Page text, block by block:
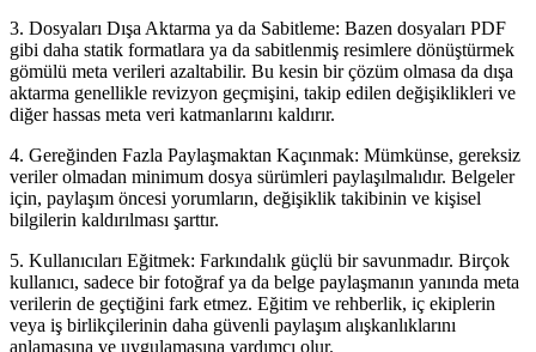
3. Dosyaları Dışa Aktarma ya da Sabitleme: Bazen dosyaları PDF
gibi daha statik formatlara ya da sabitlenmiş resimlere dönüştürmek
gömülü meta verileri azaltabilir. Bu kesin bir çözüm olmasa da dışa
aktarma genellikle revizyon geçmişini, takip edilen değişiklikleri ve
diğer hassas meta veri katmanlarını kaldırır.
4. Gereğinden Fazla Paylaşmaktan Kaçınmak: Mümkünse, gereksiz
veriler olmadan minimum dosya sürümleri paylaşılmalıdır. Belgeler
için, paylaşım öncesi yorumların, değişiklik takibinin ve kişisel
bilgilerin kaldırılması şarttır.
5. Kullanıcıları Eğitmek: Farkındalık güçlü bir savunmadır. Birçok
kullanıcı, sadece bir fotoğraf ya da belge paylaşmanın yanında meta
verilerin de geçtiğini fark etmez. Eğitim ve rehberlik, iç ekiplerin
veya iş birlikçilerinin daha güvenli paylaşım alışkanlıklarını
anlamasına ve uygulamasına yardımcı olur.